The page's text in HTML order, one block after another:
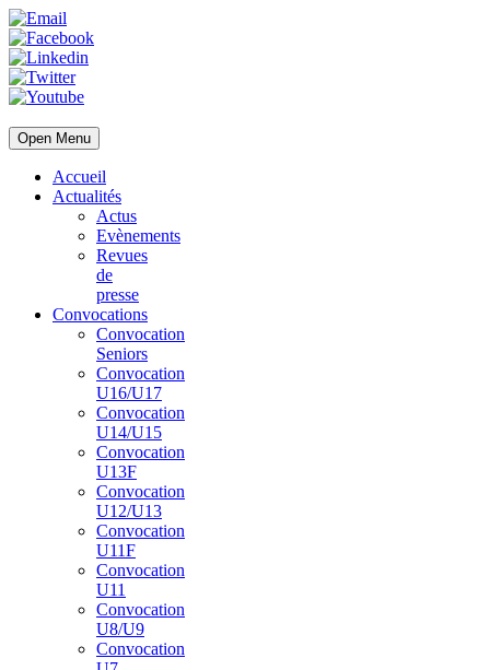
Open Menu
Accueil
Actualités
Actus
Evènements
Revues
de
presse
Convocations
Convocation
Seniors
Convocation
U16/U17
Convocation
U14/U15
Convocation
U13F
Convocation
U12/U13
Convocation
U11F
Convocation
U11
Convocation
U8/U9
Convocation